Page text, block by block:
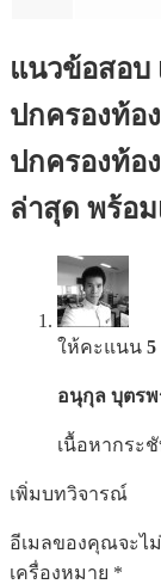
แนวข้อสอบ
ปกครองท้อ
ปกครองท้อ
ล่าสุด พร้อม
ให้คะแนน 5
อนุกุล บุตร
เนื้อหากระชั
เพิ่มบทวิจารณ์
อีเมลของคุณจะไ
เครื่องหมาย *